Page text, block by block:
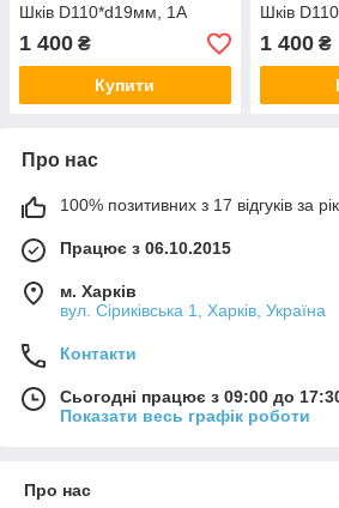
Шків D110*d19мм, 1А
1 400 ₴
Купити
Шків
1 400₴
Про нас
100% позитивних з 17 відгуків за рік
Працює з 06.10.2015
м. Харків
вул. Сіриківська 1, Харків, Україна
Контакти
Сьогодні працює з 09:00 до
Показати весь графік роботи
Про нас